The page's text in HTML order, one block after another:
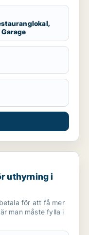
i Växjö
uthyrning i
för att få mer
man måste fylla i